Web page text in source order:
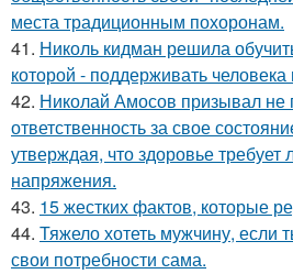
места традиционным похоронам.
41. Николь кидман решила
которой - поддерживать
42. Николай Амосов призывал не
ответственность за свое
утверждая, что здоровье требует
напряжения.
43. 15 жестких фактов, которые
44. Тяжело хотеть мужчину, если
свои потребности сама.